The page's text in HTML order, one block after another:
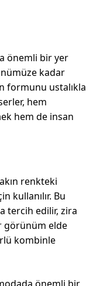
önemli bir yer
kadar
formunu ustalıkla
hem
hem de insan
renkteki
kullanılır. Bu
tercih edilir, zira
görünüm elde
kombinle